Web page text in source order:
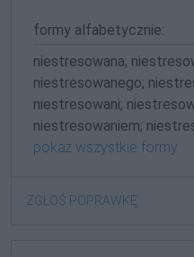
formy alfabetycznie:
niestresowana;
niestresowanego;
niestresowani;
niestresowaniem;
pokaż wszystkie formy
ZGŁOŚ POPRAWKĘ